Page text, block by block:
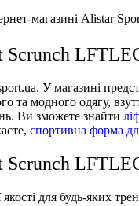
магазині Alistar
Scrunch
У магазині
та модного одягу,
Ви зможете знайти
спортивна форма
Scrunch
якості для будь-яких